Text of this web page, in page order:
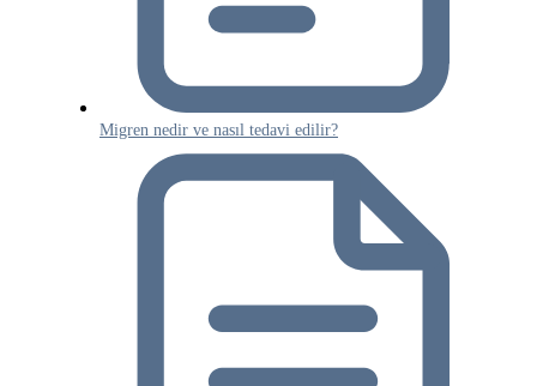
Migren nedir ve nasıl tedavi edilir?